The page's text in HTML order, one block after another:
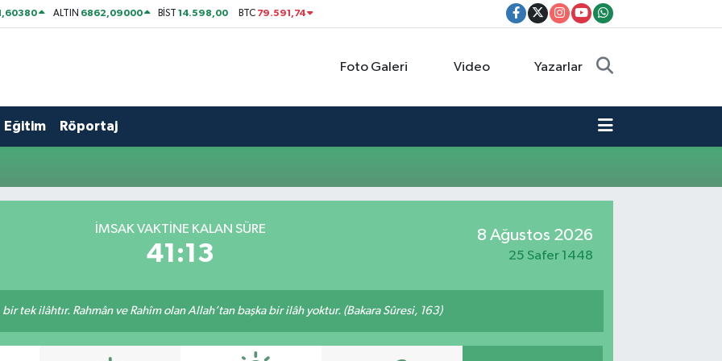
ALTIN 6862,09000 BİST14.598,00 BTC 79.591,74
Foto Galeri Video Yazarlar
Eğitim Röportaj
İMSAK VAKTİNE KALAN SÜRE
41:13
8 Ağustos 2026
25 Safer 1448
bir tek ilâhtır. Rahmân ve Rahîm olan Allah’tan başka bir ilâh yoktur. (Bakara Sûresi, 163)